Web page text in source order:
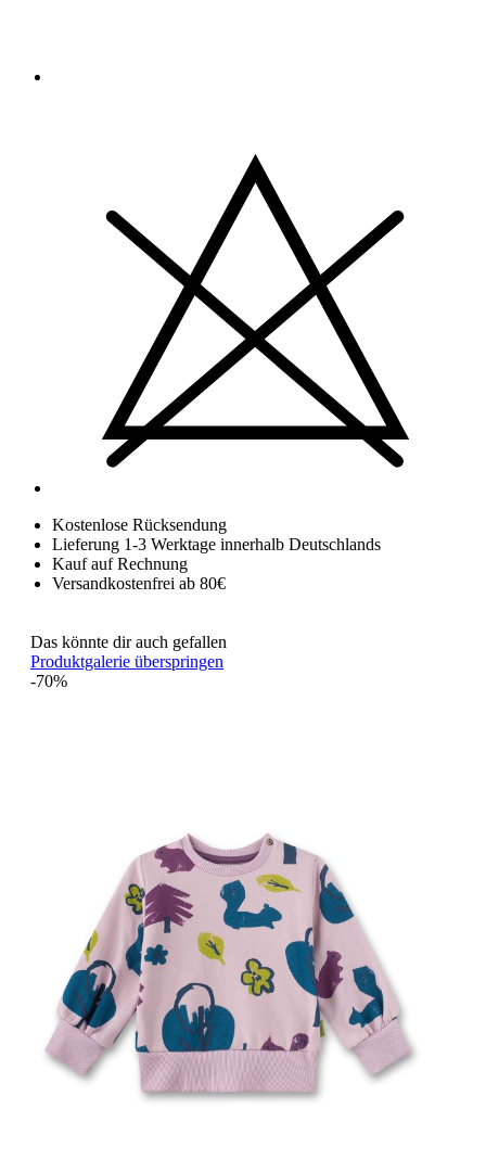
Kostenlose Rücksendung
Lieferung 1-3 Werktage innerhalb Deutschlands
Kauf auf Rechnung
Versandkostenfrei ab 80€
Das könnte dir auch gefallen
Produktgalerie überspringen
-70%